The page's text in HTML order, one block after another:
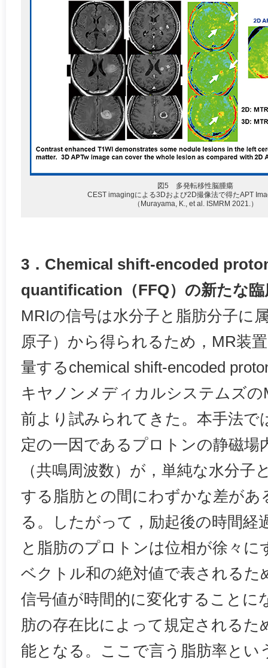
図5 多発転移性脳腫瘍
CEST imagingによる3Dおよび2D撮像法で得たAPT
（Murayama, K., et al. ISMRM 2021.）
3．Chemical shift-encoded
quantification（FFQ）の新たな臨
MRIの信号は水分子と脂肪分子に
原子）から得られるため，MR装
量するchemical shift-encoded
キヤノンメディカルシステムズ
前より試みられてきた。本手法で
定の一因であるプロトンの静磁場
（共鳴周波数）が，単純な水分子
する脂肪との間にわずかな差があ
る。したがって，励起後の時間経
と脂肪のプロトンは位相が徐々に
ベクトル和の絶対値で表されるた
信号値が時間的に変化することに
肪の存在比によって規定されるた
能となる。ここで言う脂肪率とい